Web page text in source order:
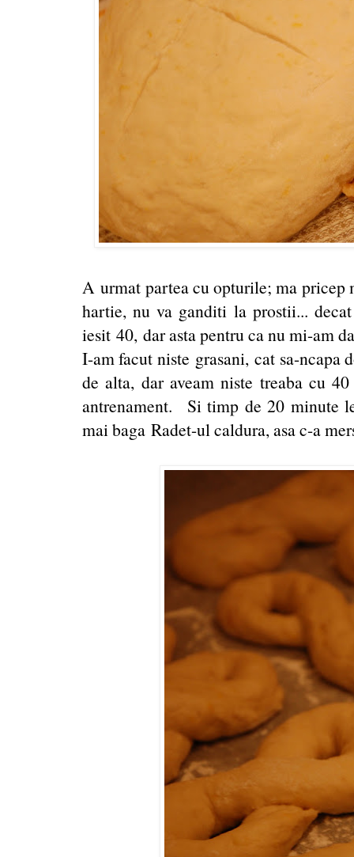
A urmat partea cu opturile; ma pricep
hartie, nu va ganditi la prostii...
iesit 40, dar asta pentru ca nu mi-am
I-am facut niste grasani, cat sa-ncapa
de alta, dar aveam niste treaba cu
antrenament. Si timp de 20 minute
mai baga Radet-ul caldura, asa c-a